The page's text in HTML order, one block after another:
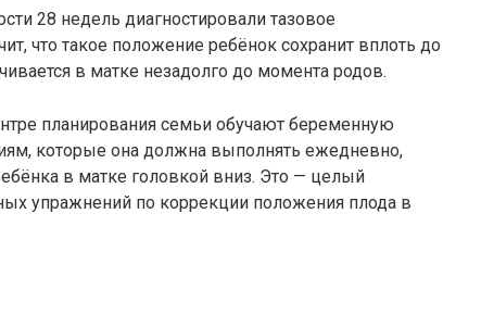
28 недель диагностировали тазовое
что такое положение ребёнок сохранит вплоть до
в матке незадолго до момента родов.
планирования семьи обучают беременную
которые она должна выполнять ежедневно,
в матке головкой вниз. Это — целый
упражнений по коррекции положения плода в